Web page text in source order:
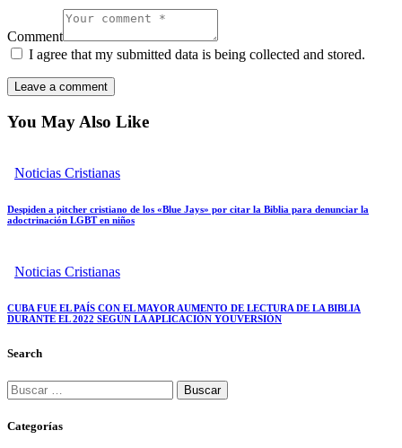
Comment
I agree that my submitted data is being collected and stored.
You May Also Like
Noticias Cristianas
Despiden a pitcher cristiano de los «Blue Jays» por citar la Biblia para denunciar la
adoctrinación LGBT en niños
Noticias Cristianas
CUBA FUE EL PAÍS CON EL MAYOR AUMENTO DE LECTURA DE LA BIBLIA
DURANTE EL 2022 SEGÚN LA APLICACIÓN YOUVERSIÓN
Search
Buscar:
Categorías